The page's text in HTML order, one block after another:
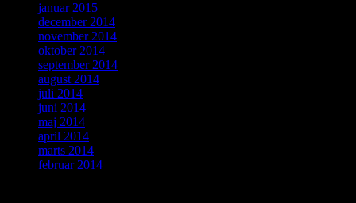
januar 2015
december 2014
november 2014
oktober 2014
september 2014
august 2014
juli 2014
juni 2014
maj 2014
april 2014
marts 2014
februar 2014